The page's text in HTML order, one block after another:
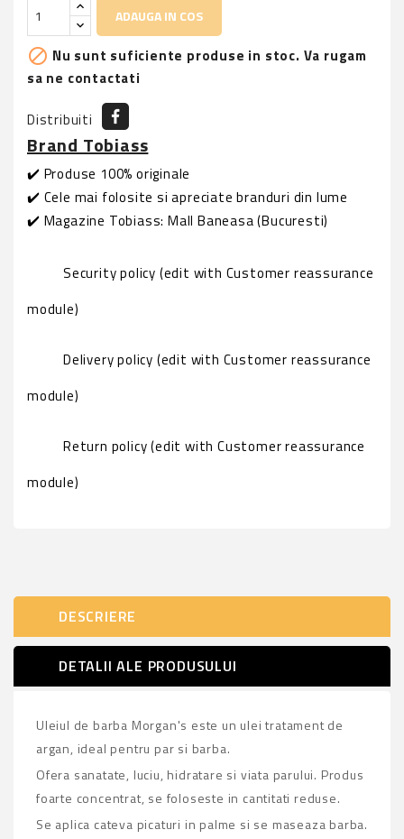
ADAUGA IN COS
 Nu sunt suficiente produse in stoc. Va rugam
sa ne contactati
Distribuiti
Brand Tobiass
✔️ Produse 100% originale
✔️ Cele mai folosite si apreciate branduri din lume
✔️ Magazine Tobiass: Mall Baneasa (Bucuresti)
Security policy (edit with Customer reassurance
module)
Delivery policy (edit with Customer reassurance
module)
Return policy (edit with Customer reassurance
module)
DESCRIERE
DETALII ALE PRODUSULUI
Uleiul de barba Morgan's este un ulei tratament de
argan, ideal pentru par si barba.
Ofera sanatate, luciu, hidratare si viata parului. Produs
foarte concentrat, se foloseste in cantitati reduse.
Se aplica cateva picaturi in palme si se maseaza barba.